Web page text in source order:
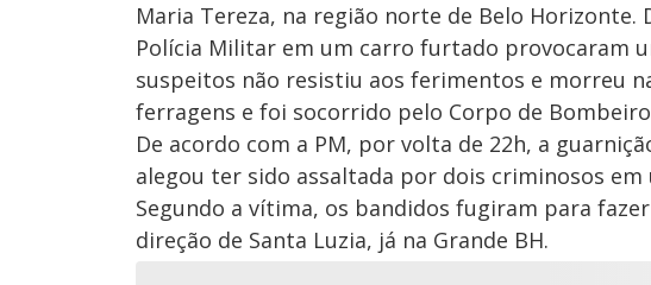
Maria Tereza, na região norte de Belo
Polícia Militar em um carro furtado provocaram
suspeitos não resistiu aos ferimentos e morreu
ferragens e foi socorrido pelo Corpo de
De acordo com a PM, por volta de 22h, a
alegou ter sido assaltada por dois criminosos
Segundo a vítima, os bandidos fugiram para
direção de Santa Luzia, já na Grande BH.